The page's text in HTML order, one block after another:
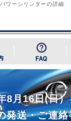
ワーシリンダーの詳細
8月16日(日
発送・ご連